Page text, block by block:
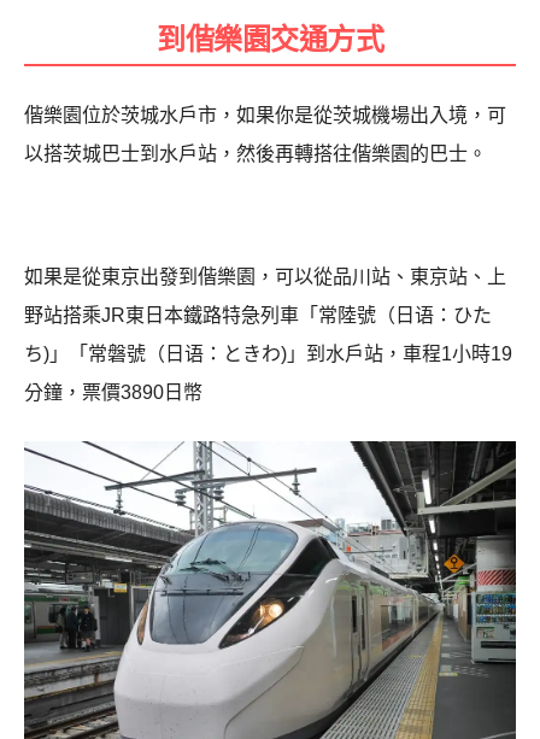
到偕樂園交通方式
偕樂園位於茨城水戶市，如果你是從茨城機場出入境，可
以搭茨城巴士到水戶站，然後再轉搭往偕樂園的巴士。
如果是從東京出發到偕樂園，可以從品川站、東京站、上
野站搭乘JR東日本鐵路特急列車「常陸號（日语：ひた
ち)」「常磐號（日语：ときわ)」到水戶站，車程1小時19
分鐘，票價3890日幣